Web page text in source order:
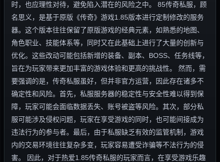
时，也应理性对待，避免陷入潜在的风险之中。 85传奇私服，顾
名思义，是基于原版《传奇》游戏1.85版本进行定制修改的服务
器。这个版本往往保留了原版游戏的经典元素，如熟悉的地图、
角色职业、技能体系等，同时又在此基础上进行了大量的创新与
优化。这些改动可能包括新增的装备、副本、BOSS、任务线等，
旨在为玩家带来更加丰富的游戏体验和更高的挑战性。 然而，需
要强调的是，传奇私服虽好，但并非官方运营，因此存在诸多不
确定性和风险。首先，私服服务器的稳定性与安全性难以得到保
障，玩家可能会面临数据丢失、账号被盗等风险。其次，部分私
服可能涉及侵权问题，玩家在享受游戏的同时，也可能间接成为
违法行为的参与者。最后，由于私服缺乏有效的监管机制，游戏
内的交易环境往往复杂多变，玩家容易遭受诈骗等不法行为的侵
害。 因此，对于热爱1.85传奇私服的玩家而言，在享受游戏乐趣